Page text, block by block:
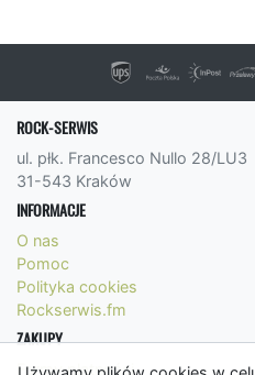
ROCK-SERWIS
ul. płk. Francesco Nullo 28/LU3
31-543 Kraków
INFORMACJE
O nas
Pomoc
Polityka cookies
Rockserwis.fm
ZAKUPY
Formy płatności